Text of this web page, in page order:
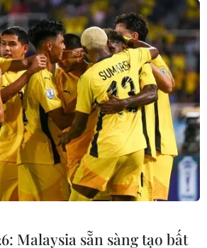
Malaysia sẵn sàng tạo bất